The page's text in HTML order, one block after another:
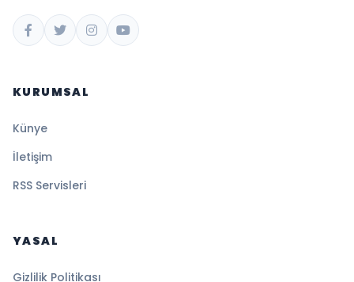
KURUMSAL
Künye
İletişim
RSS Servisleri
YASAL
Gizlilik Politikası